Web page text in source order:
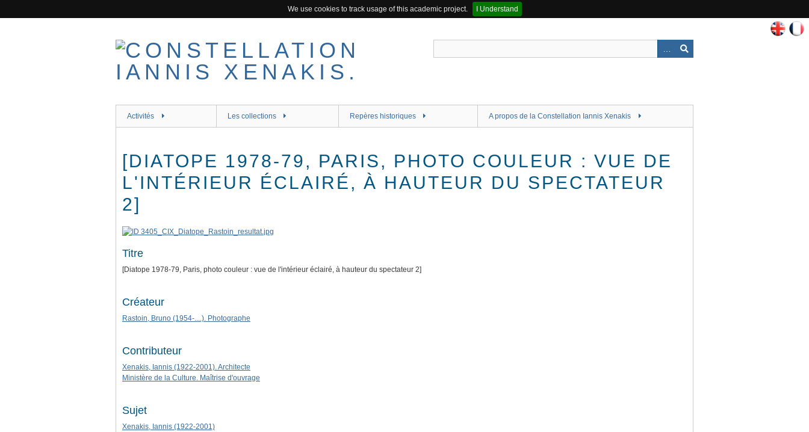
We use cookies to track usage of this academic project.
I Understand
Activités Les collections Repères historiques A propos de la Constellation Iannis Xenakis
[DIATOPE 1978-79, PARIS, PHOTO COULEUR : VUE DE
L'INTÉRIEUR ÉCLAIRÉ, À HAUTEUR DU SPECTATEUR
2]
Titre
[Diatope 1978-79, Paris, photo couleur : vue de l'intérieur éclairé, à hauteur du spectateur 2]
Créateur
Rastoin, Bruno (1954-....). Photographe
Contributeur
Xenakis, Iannis (1922-2001). Architecte
Ministère de la Culture. Maîtrise d'ouvrage
Sujet
Xenakis, Iannis (1922-2001)